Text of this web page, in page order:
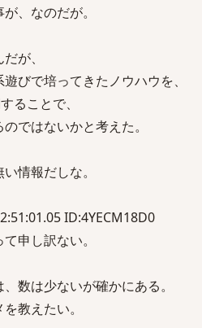
、なのだが。
が、
びで培ってきたノウハウを、
ることで、
ではないかと考えた。
情報だしな。
ID:4YECM18D0
申し訳ない。
数は少ないが確かにある。
教えたい。